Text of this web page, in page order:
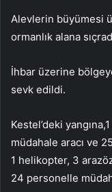
Alevlerin büyümesi
ormanlık alana
İhbar üzerine
sevk edildi.
Kestel’deki
müdahale aracı ve
1 helikopter, 3
24 personelle